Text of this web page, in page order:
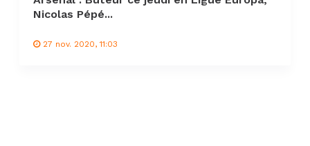
Nicolas Pépé...
27 nov. 2020, 11:03